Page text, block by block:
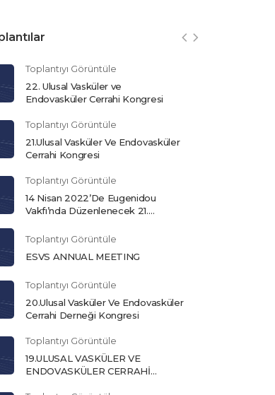
Toplantıyı Görüntüle
22. Ulusal Vasküler ve
Endovasküler Cerrahi Kongresi
Toplantıyı Görüntüle
21.Ulusal Vasküler Ve Endovasküler
Cerrahi Kongresi
Toplantıyı Görüntüle
14 Nisan 2022’De Eugenidou
Vakfı’nda Düzenlenecek 21.
Panhellenik Konferans
Toplantıyı Görüntüle
ESVS ANNUAL MEETING
Toplantıyı Görüntüle
20.Ulusal Vasküler Ve Endovasküler
Cerrahi Derneği Kongresi
Toplantıyı Görüntüle
19.ULUSAL VASKÜLER VE
ENDOVASKÜLER CERRAHİ